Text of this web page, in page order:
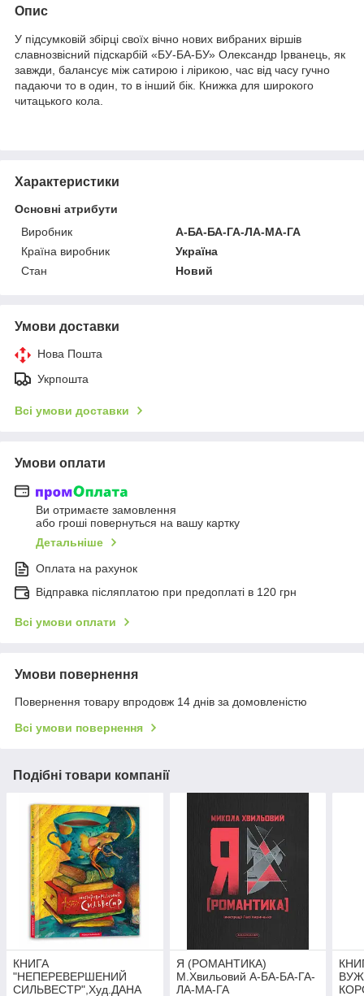
Опис
У підсумковій збірці своїх вічно нових вибраних віршів
славнозвісний підскарбій «БУ-БА-БУ» Олександр Ірванець, як
завжди, балансує між сатирою і лірикою, час від часу гучно
падаючи то в один, то в інший бік. Книжка для широкого
читацького кола.
Характеристики
Основні атрибути
Виробник
А-БА-БА-ГА-ЛА-МА-ГА
Країна виробник
Україна
Стан
Новий
Умови доставки
Нова Пошта
Укрпошта
Всі умови доставки
Умови оплати
Ви отримаєте замовлення
або гроші повернуться на вашу картку
Детальніше
Оплата на рахунок
Відправка післяплатою при предоплаті в 120 грн
Всі умови оплати
Умови повернення
Повернення товару впродовж 14 днів за домовленістю
Всі умови повернення
Подібні товари компанії
КНИГА
"НЕПЕРЕВЕРШЕНИЙ
СИЛЬВЕСТР",Худ.ДАНА
Я (РОМАНТИКА)
М.Хвильовий А-БА-БА-ГА-
ЛА-МА-ГА